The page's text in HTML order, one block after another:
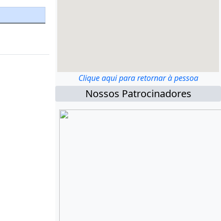
Clique aqui para retornar à pessoa
Nossos Patrocinadores